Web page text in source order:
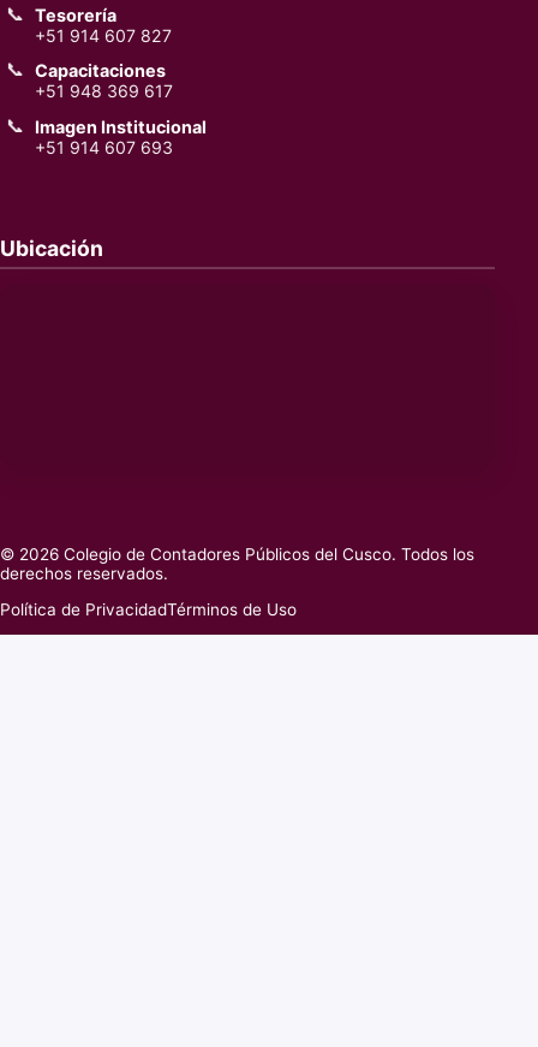
📞 Tesorería
+51 914 607 827
📞 Capacitaciones
+51 948 369 617
📞
Imagen Institucional
+51 914 607 693
Ubicación
© 2026 Colegio de Contadores Públicos del Cusco. Todos los
derechos reservados.
Política de PrivacidadTérminos de Uso